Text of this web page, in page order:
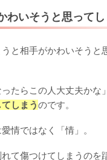
わいそうと思って
と相手がかわいそうと
ったらこの人大丈夫かな
しまうのです。
情ではなく「情」。
て傷つけてしまうのを